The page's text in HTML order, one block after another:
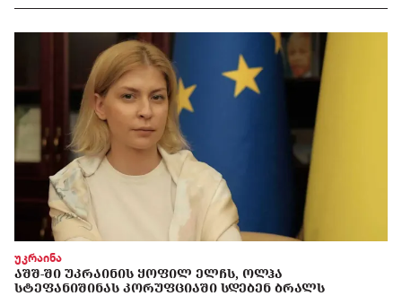
უკრაინა
ᲐᲨᲨ-ᲨᲘ ᲣᲙᲠᲐᲘᲜᲘᲡ ᲧᲝᲤᲘᲚ ᲔᲚᲩᲡ, ᲝᲚᲰᲐ
ᲡᲢᲔᲤᲐᲜᲘᲨᲘᲜᲐᲡ ᲙᲝᲠᲣᲤᲪᲘᲐᲨᲘ ᲡᲓᲔᲑᲔᲜ ᲑᲠᲐᲚᲡ